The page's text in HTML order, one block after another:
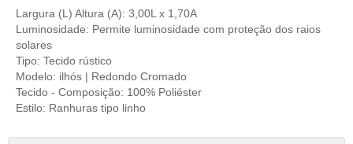
Largura (L) Altura (A): 3,00L x 1,70A
Luminosidade: Permite luminosidade com proteção dos raios
solares
Tipo: Tecido rústico
Modelo: ilhós | Redondo Cromado
Tecido - Composição: 100% Poliéster
Estilo: Ranhuras tipo linho